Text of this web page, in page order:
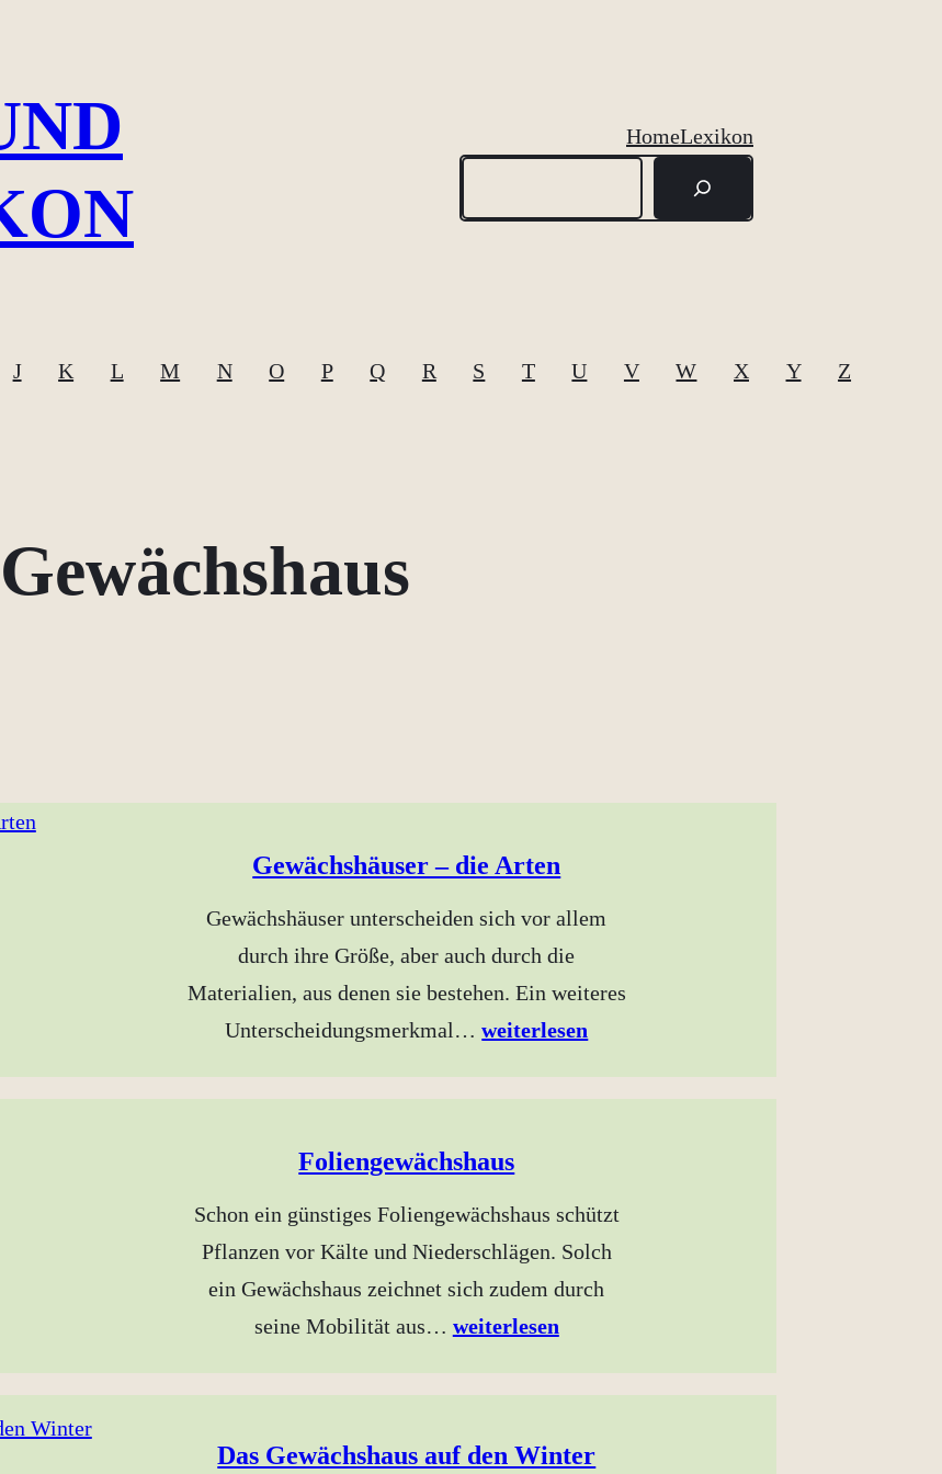
HomeLexikon
J K L M N O P Q R S T U V W X Y Z
Gewächshaus
Gewächshäuser – die Arten
Gewächshäuser unterscheiden sich vor allem
durch ihre Größe, aber auch durch die
Materialien, aus denen sie bestehen. Ein weiteres
Unterscheidungsmerkmal…weiterlesen
Foliengewächshaus
Schon ein günstiges Foliengewächshaus schützt
Pflanzen vor Kälte und Niederschlägen. Solch
ein Gewächshaus zeichnet sich zudem durch
seine Mobilität aus… weiterlesen
Das Gewächshaus auf den Winter